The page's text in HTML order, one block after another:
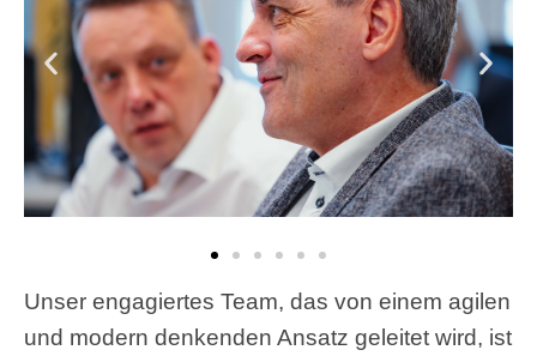
Unser engagiertes Team, das von einem agilen
und modern denkenden Ansatz geleitet wird, ist